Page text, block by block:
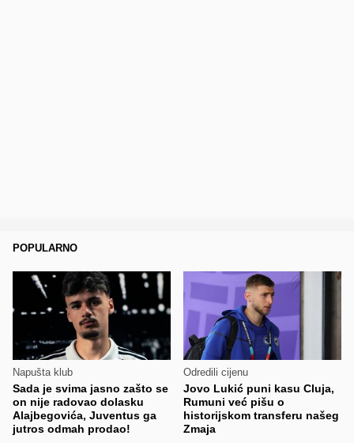
POPULARNO
Napušta klub
Sada je svima jasno zašto se
on nije radovao dolasku
Alajbegovića, Juventus ga
jutros odmah prodao!
Odredili cijenu
Jovo Lukić puni kasu Cluja,
Rumuni već pišu o
historijskom transferu našeg
Zmaja